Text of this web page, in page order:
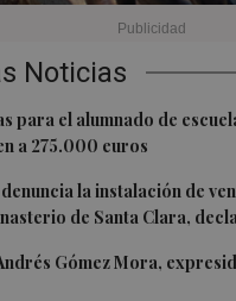
Noticias
para el alumnado de
a 275.000 euros
denuncia la instalación de
de Santa Clara,
Gómez Mora,